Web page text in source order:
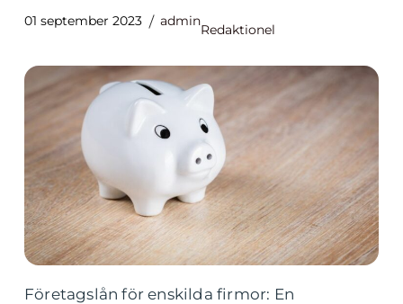
01 september 2023 admin
Redaktionel
Företagslån för enskilda firmor: En